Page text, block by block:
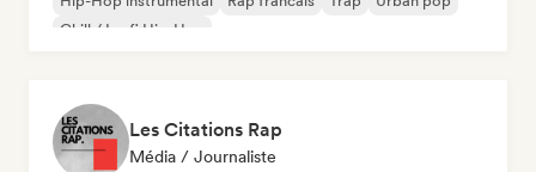
Chill / Lo-fi Hip-Hop
Les Citations Rap
Média / Journaliste